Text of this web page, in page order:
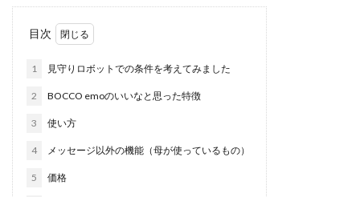
目次
1 見守りロボットでの条件を考えてみました
2 BOCCO emoのいいなと思った特徴
3 使い方
4 メッセージ以外の機能（母が使っているもの）
5 価格